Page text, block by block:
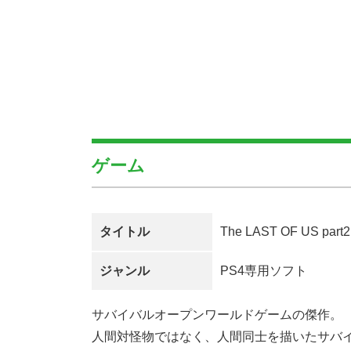
ゲーム
タイトル The LAST OF US part2
ジャンル PS4専用ソフト
サバイバルオープンワールドゲームの傑作。
人間対怪物ではなく、人間同士を描いたサバ